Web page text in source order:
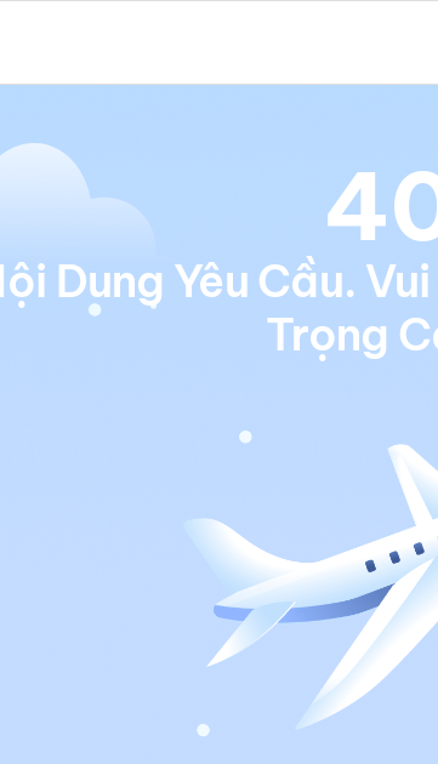
Dung Yêu Cầu.
Trọng